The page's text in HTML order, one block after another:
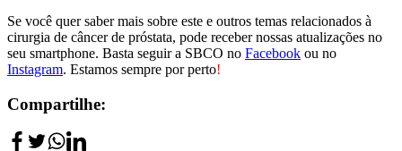
Se você quer saber mais sobre este e outros temas relacionados à
cirurgia de câncer de próstata, pode receber nossas atualizações no
seu smartphone. Basta seguir a SBCO no Facebook ou no
Instagram. Estamos sempre por perto!
Compartilhe: